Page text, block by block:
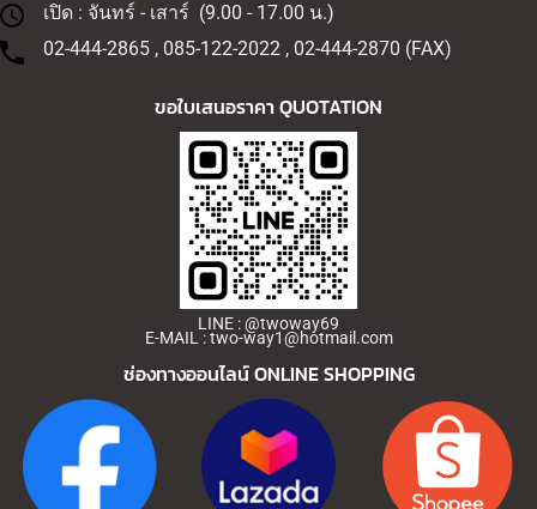
เปิด : จันทร์ - เสาร์ (9.00 - 17.00 น.)
02-444-2865 , 085-122-2022 , 02-444-2870 (FAX)
ขอใบเสนอราคา QUOTATION
LINE : @twoway69
E-MAIL : two-way1@hotmail.com
ช่องทางออนไลน์ONLINE SHOPPING